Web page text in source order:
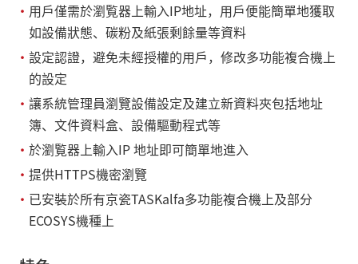
・ 用戶僅需於瀏覧器上輸入IP地址，用戶便能簡單地獲取
如設備狀態、碳粉及紙張剩餘量等資料
・ 設定認證，避免未經授權的用戶，修改多功能複合機上
的設定
・ 讓系統管理員瀏覽設備設定及建立新資料夾包括地址
簿、文件資料盒、設備驅動程式等
・ 於瀏覧器上輸入IP 地址即可簡單地進入
・ 提供HTTPS機密瀏覽
・ 已安裝於所有京瓷TASKalfa多功能複合機上及部分
ECOSYS機種上